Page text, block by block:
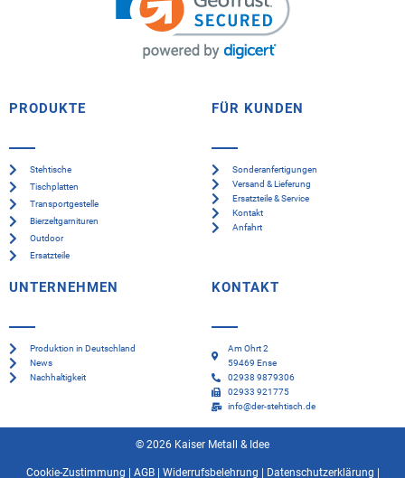
PRODUKTE
Stehtische
Tischplatten
Transportgestelle
Bierzeltgarnituren
Outdoor
Ersatzteile
FÜR KUNDEN
Sonderanfertigungen
Versand & Lieferung
Ersatzteile & Service
Kontakt
Anfahrt
UNTERNEHMEN
Produktion in Deutschland
News
Nachhaltigkeit
KONTAKT
Am Ohrt 2
59469 Ense
02938 9879306
02933 921775
info@der-stehtisch.de
© 2026 Kaiser Metall & Idee
Cookie-Zustimmung AGB| Widerrufsbelehrung Datenschutzerklärung